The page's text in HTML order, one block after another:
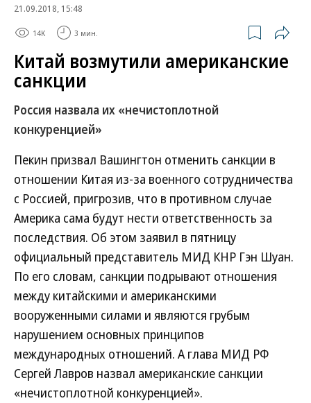
21.09.2018, 15:48
14K 3 мин.
Китай возмутили американские
санкции
Россия назвала их «нечистоплотной
конкуренцией»
Пекин призвал Вашингтон отменить санкции в
отношении Китая из-за военного сотрудничества
с Россией, пригрозив, что в противном случае
Америка сама будут нести ответственность за
последствия. Об этом заявил в пятницу
официальный представитель МИД КНР Гэн Шуан.
По его словам, санкции подрывают отношения
между китайскими и американскими
вооруженными силами и являются грубым
нарушением основных принципов
международных отношений. А глава МИД РФ
Сергей Лавров назвал американские санкции
«нечистоплотной конкуренцией».